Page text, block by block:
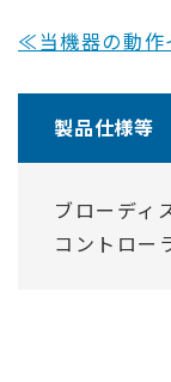
≪当機器の動
製品仕様等
ブローデ
コントロ